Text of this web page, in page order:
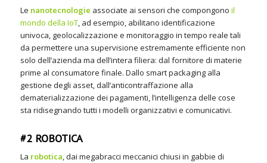
Le nanotecnologie associate ai sensori che compongono il
mondo della IoT, ad esempio, abilitano identificazione
univoca, geolocalizzazione e monitoraggio in tempo reale tali
da permettere una supervisione estremamente efficiente non
solo dell’azienda ma dell’intera filiera: dal fornitore di materie
prime al consumatore finale. Dallo smart packaging alla
gestione degli asset, dall’anticontraffazione alla
dematerializzazione dei pagamenti, l’intelligenza delle cose
sta ridisegnando tutti i modelli organizzativi e comunicativi.
#2 ROBOTICA
La robotica, dai megabracci meccanici chiusi in gabbie di